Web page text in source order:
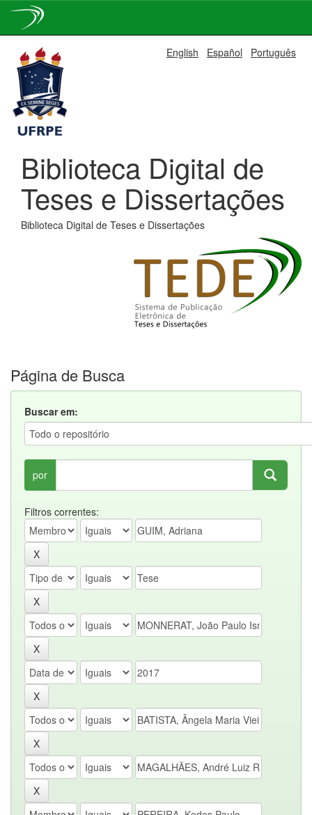
navigation
English Español Português
Biblioteca Digital de
Teses e Dissertações
Biblioteca Digital de Teses e Dissertações
Página de Busca
Buscar em:
por
Filtros correntes: